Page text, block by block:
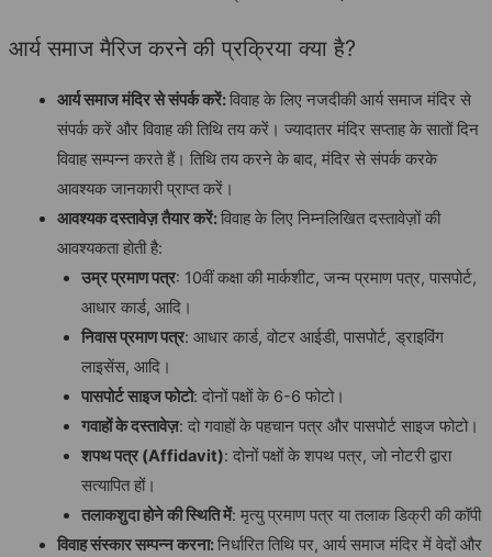
आर्य समाज मैरिज करने की प्रक्रिया क्या है?
आर्य समाज मंदिर से संपर्क करें:विवाह के लिए नजदीकी आर्य समाज मंदिर से
संपर्क करें और विवाह की तिथि तय करें। ज्यादातर मंदिर सप्ताह के सातों दिन
विवाह सम्पन्न करते हैं। तिथि तय करने के बाद, मंदिर से संपर्क करके
आवश्यक जानकारी प्राप्त करें।
आवश्यक दस्तावेज़ तैयार करें:विवाह के लिए निम्नलिखित दस्तावेज़ों की
आवश्यकता होती है:
उम्र प्रमाण पत्र: 10वीं कक्षा की मार्कशीट, जन्म प्रमाण पत्र, पासपोर्ट,
आधार कार्ड, आदि।
निवास प्रमाण पत्र: आधार कार्ड, वोटर आईडी, पासपोर्ट, ड्राइविंग
लाइसेंस, आदि।
पासपोर्ट साइज फोटो: दोनों पक्षों के 6-6 फोटो।
गवाहों के दस्तावेज़: दो गवाहों के पहचान पत्र और पासपोर्ट साइज फोटो।
शपथ पत्र (Affidavit): दोनों पक्षों के शपथ पत्र, जो नोटरी द्वारा
सत्यापित हों।
तलाकशुदा होने की स्थिति में: मृत्यु प्रमाण पत्र या तलाक डिक्री की कॉपी
विवाह संस्कार सम्पन्न करना:निर्धारित तिथि पर, आर्य समाज मंदिर में वेदों और